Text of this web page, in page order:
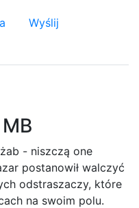
Wyślij
- niszczą one
postanowił walczyć
odstraszaczy, które
na swoim polu.